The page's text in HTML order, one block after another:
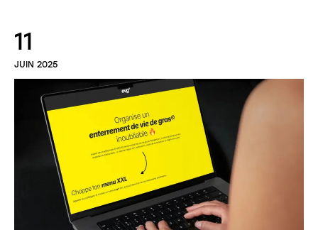
11
JUIN 2025